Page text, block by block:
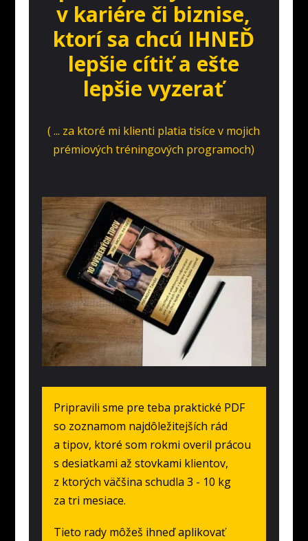
v kariére či biznise,
ktorí sa chcú IHNEĎ
lepšie cítiť a ešte
lepšie vyzerať
( ... za ktoré mi klienti platia tisíce v mojich
prémiových tréningových programoch)
Pripravili sme pre teba praktické PDF
so zoznamom najdôležitejších rád
a tipov, ktoré som rokmi overil prácou
s desiatkami až stovkami klientov,
z ktorých väčšina schudla 3 - 10 kg
za tri mesiace.
Tieto rady môžeš ihneď aplikovať